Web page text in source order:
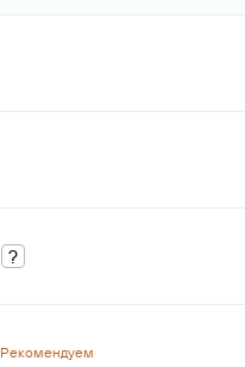
?
Рекомендуем